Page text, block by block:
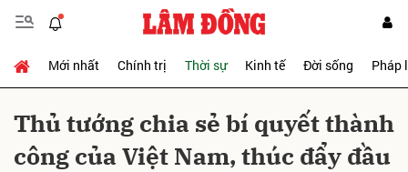
Mới nhất Chính trị Thời sự Kinh tế Đời sống Pháp
Thủ tướng chia sẻ bí quyết thành
công của Việt Nam, thúc đẩy đầu
Gửi bình luận